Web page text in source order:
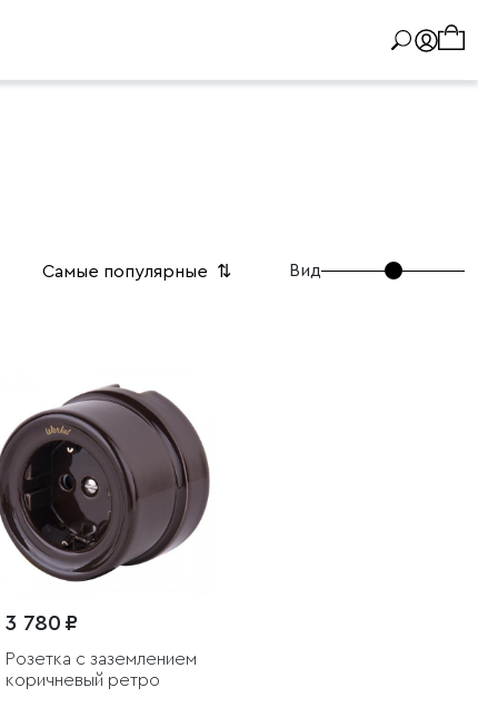
Самые популярные ⇅ Вид
3 780 ₽
Розетка с заземлением
коричневый ретро